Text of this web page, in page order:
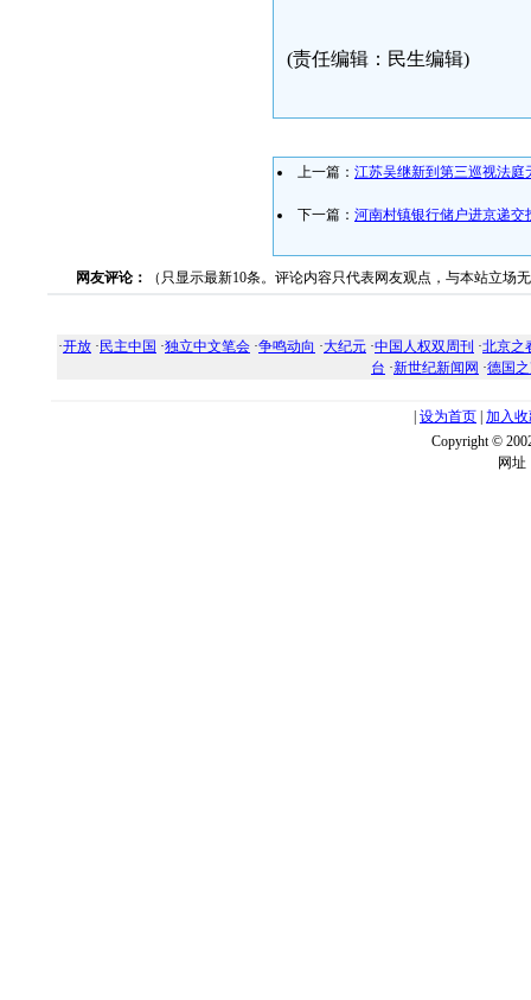
(责任编辑：民生编辑)
上一篇： 江苏吴继新到第三巡视法庭
下一篇： 河南村镇银行储户进京递交
网友评论： （只显示最新10条。评论内容只代表网友观点，与本站立场
·开放 · 民主中国 ·独立中文笔会 ·争鸣动向 ·大纪元 ·中国人权双周刊 ·北京之
台 ·新世纪新闻网 ·德国
设为首页 加入
Copyright ©
网址